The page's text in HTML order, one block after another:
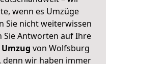
wenn es Umzüge
Sie nicht weiterwissen
Sie Antworten auf Ihre
von Wolfsburg
denn wir haben immer